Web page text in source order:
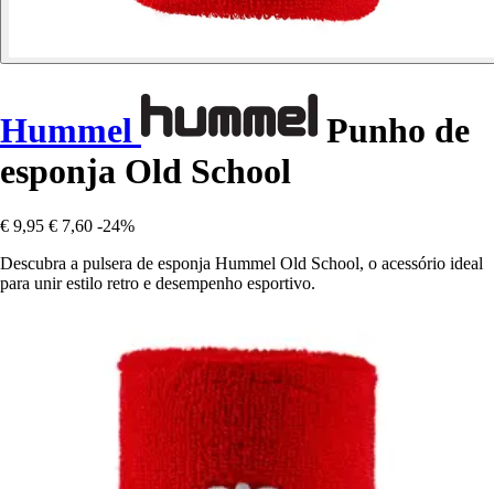
Hummel
Punho de
esponja Old School
€ 9,95 € 7,60 -24%
Descubra a pulsera de esponja Hummel Old School, o acessório ideal
para unir estilo retro e desempenho esportivo.